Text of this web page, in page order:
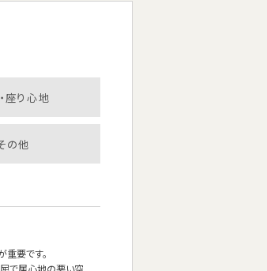
座り心地
の他
重要です。